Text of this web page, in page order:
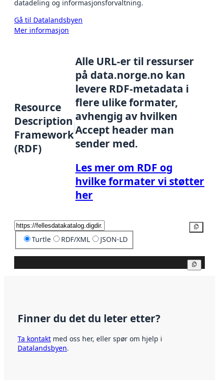
datadeling og informasjonsforvaltning.
Gå til Datalandsbyen
Mer informasjon
Resource
Description
Framework
(RDF)
Alle URL-er til ressurser
på data.norge.no kan
levere RDF-metadata i
flere ulike formater,
avhengig av hvilken
Accept header man
sender med.
Les mer om RDF og
hvilke formater vi støtter
her
Turtle RDF/XML JSON-LD
Finner du det du leter etter?
Ta kontakt med oss her, eller spør om hjelp i
Datalandsbyen.